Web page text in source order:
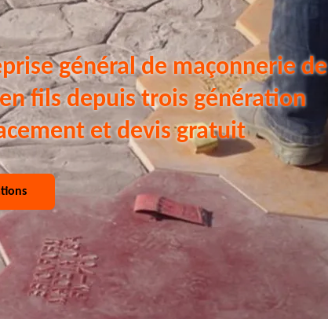
général de maçonnerie de
fils depuis trois génération
et devis gratuit